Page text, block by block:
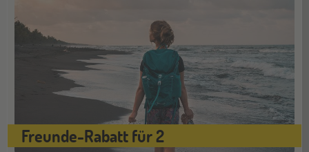
NOV Jugendbildungsmesse JuBi
Freunde-Rabatt für 2